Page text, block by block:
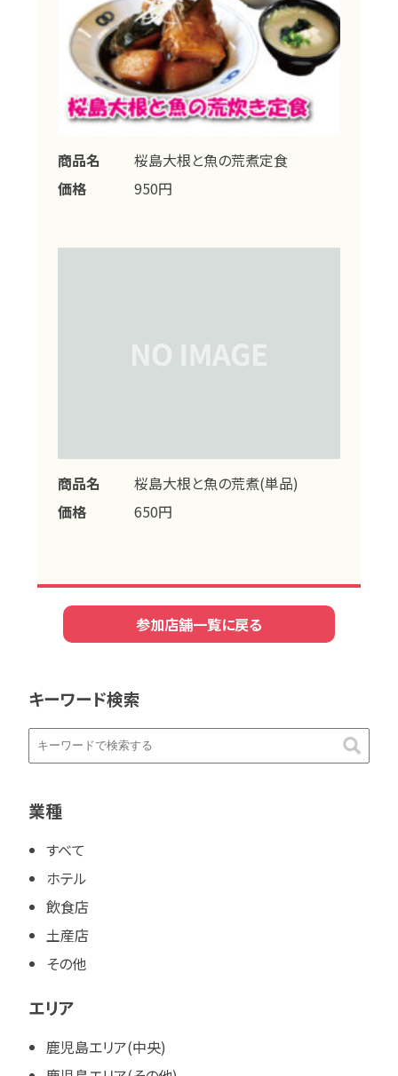
商品名
桜島大根と魚の荒煮定食
価格
950円
商品名
桜島大根と魚の荒煮(単品)
価格
650円
参加店舗一覧に戻る
キーワード検索
業種
すべて
ホテル
飲食店
土産店
その他
エリア
鹿児島エリア(中央)